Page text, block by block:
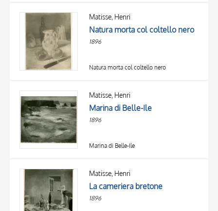
Matisse, Henri
Natura morta col coltello nero
1896
Natura morta col coltello nero
Matisse, Henri
Marina di Belle-Ile
1896
Marina di Belle-Ile
Matisse, Henri
La cameriera bretone
1896